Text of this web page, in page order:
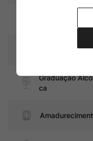
Graduação
ca